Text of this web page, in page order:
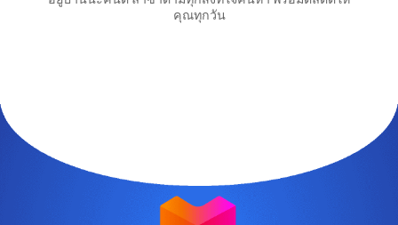
คุณทุกวัน